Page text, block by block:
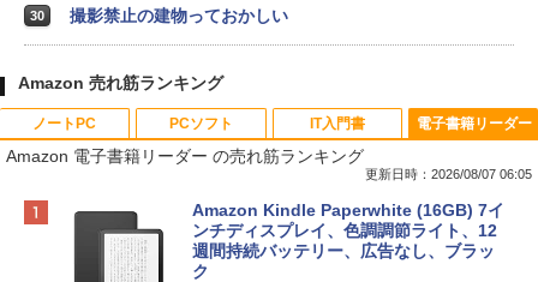
30 撮影禁止の建物っておかしい
Amazon 売れ筋ランキング
ノートPC
Apple 2026 MacBook Neo A18 Proチッ
プ搭載13インチノートブック：AIとAppl
e Intelligence、Liquid Retinaディスプ
レイ、8GBメモリ、512GB SSD、1080p
PCソフト
Robloxギフトカード - 800 Robux 【限
定バーチャルアイテムを含む】 【オンラ
インゲームコード】 ロブロックス | オン
ラインコード版
IT入門書
生成AIパスポート公式テキスト 第４版
￥1,766
電子書籍リーダー
Amazon 電子書籍リーダー の売れ筋ランキング
更新日時：2026/08/07 06:05
Amazon Kindle Paperwhite (16GB) 7イ
ンチディスプレイ、色調調節ライト、12
週間持続バッテリー、広告なし、ブラッ
ク